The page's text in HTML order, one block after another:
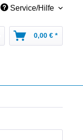
Service/Hilfe
0,00 € *